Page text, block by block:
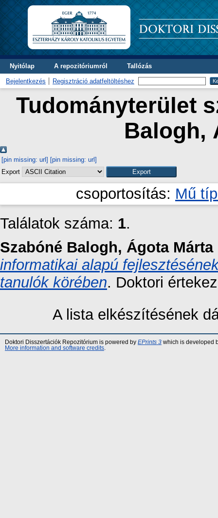
Nyitólap A repozitóriumról Tallózás
Bejelentkezés Regisztráció adatfeltöltéshez
Tudományterület
Balogh,
[pin missing: url] [pin missing: url]
Export
csoportosítás: Mű
Találatok száma: 1.
Szabóné Balogh, Ágota Márta
informatikai alapú
tanulók körében. Doktori
A lista elkészítésének
Doktori Disszertációk Repozitórium is powered by EPrints 3 which is developed
More information and software credits